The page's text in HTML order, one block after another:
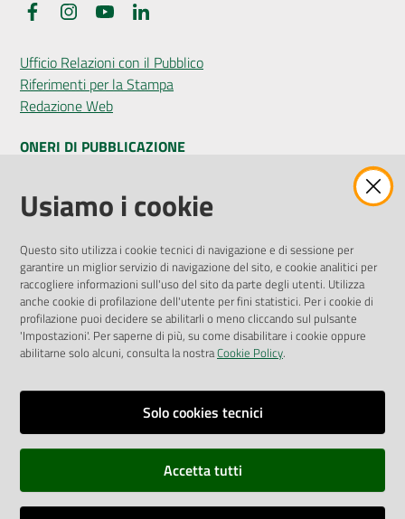
FacebookInstagramYouTube
Ufficio Relazioni con il Pubblico
Riferimenti per la Stampa
Redazione Web
ONERI DI PUBBLICAZIONE
Amministrazione Trasparente
Pubblicità legale
Privacy Policy
Attuazione Misure PNRR
Liste di Attesa
ENTI, IMPRESE E PARTNER
Fatturazione Elettronica
Richiesta Patrocinio
Usiamo i cookie
Questo sito utilizza i cookie tecnici di navigazione e di sessione per
garantire un miglior servizio di navigazione del sito, e cookie analitici per
raccogliere informazioni sull'uso del sito da parte degli utenti. Utilizza
anche cookie di profilazione dell'utente per fini statistici. Per i cookie di
profilazione puoi decidere se abilitarli o meno cliccando sul pulsante
'Impostazioni'. Per saperne di più, su come disabilitare i cookie oppure
abilitarne solo alcuni, consulta la nostraCookie Policy.
Solo cookies tecnici
Accetta tutti